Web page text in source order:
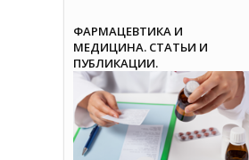
ФАРМАЦЕВТИКА И
МЕДИЦИНА. СТАТЬИ И
ПУБЛИКАЦИИ.